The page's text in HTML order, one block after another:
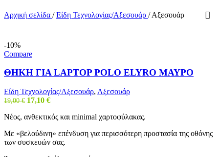
was:
19,00 €.
τιμή
είναι:
Αρχική σελίδα / Είδη Τεχνολογίας/Αξεσουάρ / Αξεσουάρ
-10%
Compare
ΘΗΚΗ ΓΙΑ LAPTOP POLO ELYRO ΜΑΥΡΟ
Είδη Τεχνολογίας/Αξεσουάρ, Αξεσουάρ
19,00€ Original
was:
17,10 €Η
τιμή
17,10 €.
Νέος, ανθεκτικός και minimal χαρτοφύλακας.
Με «βελούδινη» επένδυση για περισσότερη προστασία της οθόνης
των συσκευών σας.